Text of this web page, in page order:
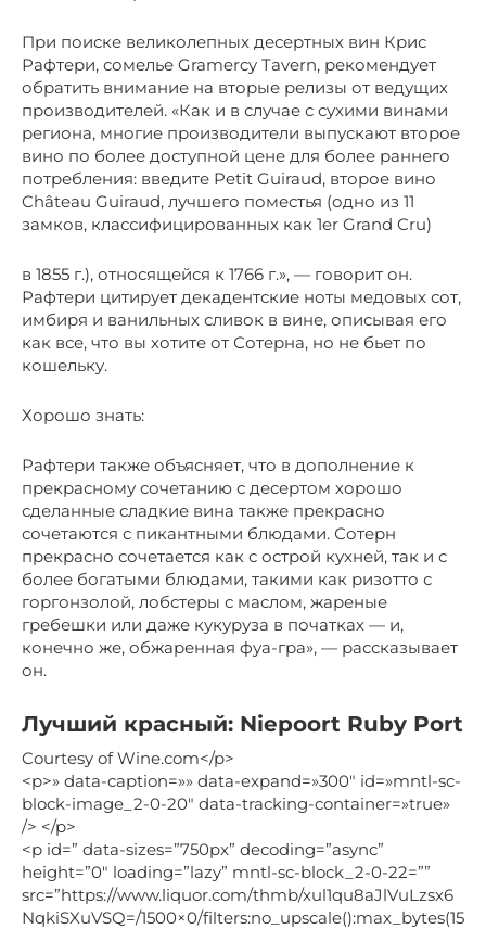
При поиске великолепных десертных вин Крис
Рафтери, сомелье Gramercy Tavern, рекомендует
обратить внимание на вторые релизы от ведущих
производителей. «Как и в случае с сухими винами
региона, многие производители выпускают второе
вино по более доступной цене для более раннего
потребления: введите Petit Guiraud, второе вино
Château Guiraud, лучшего поместья (одно из 11
замков, классифицированных как 1er Grand Cru)
в 1855 г.), относящейся к 1766 г.», — говорит он.
Рафтери цитирует декадентские ноты медовых сот,
имбиря и ванильных сливок в вине, описывая его
как все, что вы хотите от Сотерна, но не бьет по
кошельку.
Хорошо знать:
Рафтери также объясняет, что в дополнение к
прекрасному сочетанию с десертом хорошо
сделанные сладкие вина также прекрасно
сочетаются с пикантными блюдами. Сотерн
прекрасно сочетается как с острой кухней, так и с
более богатыми блюдами, такими как ризотто с
горгонзолой, лобстеры с маслом, жареные
гребешки или даже кукуруза в початках — и,
конечно же, обжаренная фуа-гра», — рассказывает
он.
Лучший красный: Niepoort Ruby Port
Courtesy of Wine.com</p>
<p>» data-caption=»» data-expand=»300″ id=»mntl-sc-
block-image_2-0-20″ data-tracking-container=»true»
/> </p>
<p id=” data-sizes=”750px” decoding=”async”
height=”0″ loading=”lazy” mntl-sc-block_2-0-22=””
src=”https://www.liquor.com/thmb/xul1qu8aJlVuLzsx6
NqkiSXuVSQ=/1500×0/filters:no_upscale():max_bytes(15